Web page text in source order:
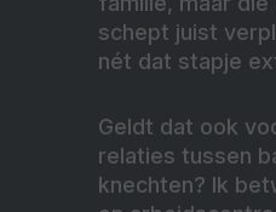
schept juist
nét dat stapje
Geldt dat ook
relaties tussen
knechten? Ik